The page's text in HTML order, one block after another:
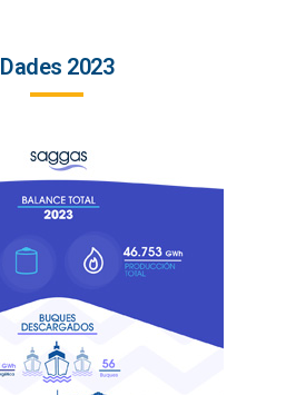
Dades 2023